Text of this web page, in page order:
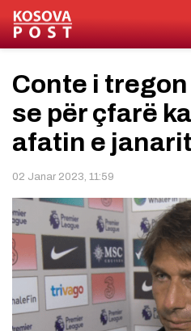
Conte i
se për çfarë
afatin e janarit
02 Janar 2023, 11:59